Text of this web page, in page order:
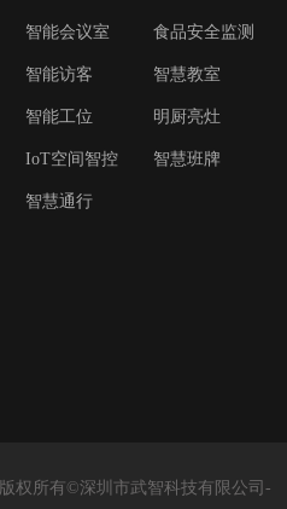
智能会议室
智能访客
智能工位
IoT空间智控
智慧通行
食品安全监测
智慧教室
明厨亮灶
智慧班牌
版权所有©深圳市武智科技有限公司-